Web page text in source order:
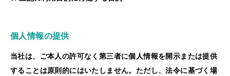
個人情報の提供
当社は、ご本人の許可なく第三者に個人情報を開示または提供
することは原則的にはいたしません。ただし、法令に基づく場